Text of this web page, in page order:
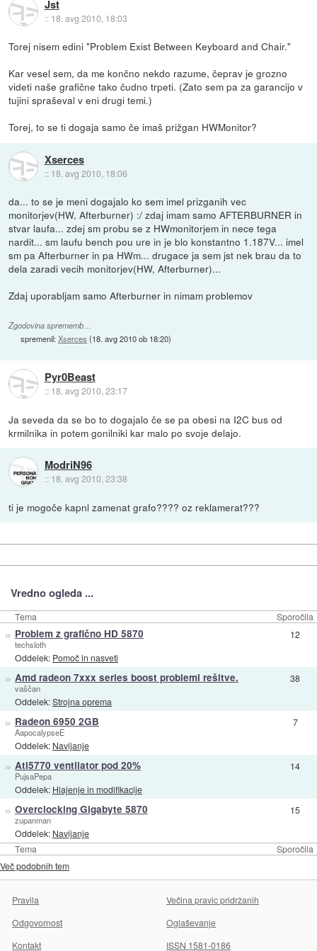
Jst
:: 18. avg 2010, 18:03
Torej nisem edini "Problem Exist Between Keyboard and Chair."
Kar vesel sem, da me končno nekdo razume, čeprav je grozno
videti naše grafične tako čudno trpeti. (Zato sem pa za garancijo v
tujini spraševal v eni drugi temi.)
Torej, to se ti dogaja samo če imaš prižgan HWMonitor?
Xserces
:: 18. avg 2010, 18:06
da... to se je meni dogajalo ko sem imel prizganih vec
monitorjev(HW, Afterburner) :/ zdaj imam samo AFTERBURNER in
stvar laufa... zdej sm probu se z HWmonitorjem in nece tega
nardit... sm laufu bench pou ure in je blo konstantno 1.187V... imel
sm pa Afterburner in pa HWm... drugace ja sem jst nek brau da to
dela zaradi vecih monitorjev(HW, Afterburner)...
Zdaj uporabljam samo Afterburner in nimam problemov
Zgodovina sprememb…
spremenil:Xserces (18. avg 2010 ob 18:20)
Pyr0Beast
:: 18. avg 2010, 23:17
Ja seveda da se bo to dogajalo če se pa obesi na I2C bus od
krmilnika in potem gonilniki kar malo po svoje delajo.
ModriN96
:: 18. avg 2010, 23:38
ti je mogoče kapnl zamenat grafo???? oz reklamerat???
Vredno ogleda ...
Tema Sporočila
Tema Sporočila
» Problem z grafično HD 5870
techsloth
Oddelek: Pomoč in nasveti
12
» Amd radeon 7xxx series boost problemi rešitve.
vaščan
Oddelek:Strojna oprema
38
» Radeon 6950 2GB
AapocalypseE
Oddelek: Navijanje
7
» Ati5770 ventilator pod 20%
PujsaPepa
Oddelek: Hlajenje in modifikacije
14
» Overclocking Gigabyte 5870
zupanman
Oddelek: Navijanje
15
Več podobnih tem
Pravila
Večina pravic pridržanih
Odgovornost
Oglaševanje
Kontakt
ISSN 1581-0186